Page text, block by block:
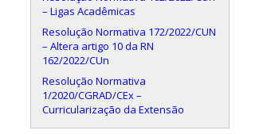
– Ligas Acadêmicas
Resolução Normativa 172/2022/CUN
– Altera artigo 10 da RN
162/2022/CUn
Resolução Normativa
1/2020/CGRAD/CEx –
Curricularização da Extensão